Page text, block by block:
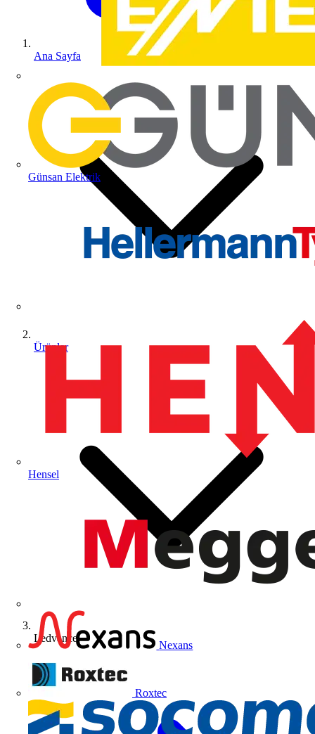
Günsan Elektrik
Hensel
Nexans
Roxtec
Ana Sayfa
Ürünler
Ledvance